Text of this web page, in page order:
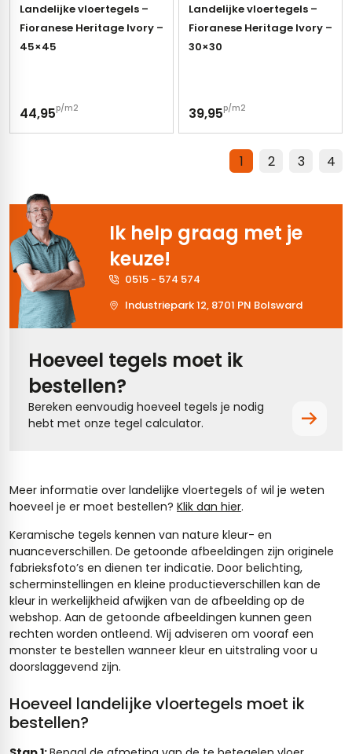
Landelijke vloertegels –
Fioranese Heritage Ivory –
45×45
44,95p/m2
Landelijke vloertegels –
Fioranese Heritage Ivory –
30×30
39,95p/m2
1 2 3 4
Ik help graag met je
keuze!
0515 - 574 574
Industriepark 12, 8701 PN Bolsward
Hoeveel tegels moet ik
bestellen?
Bereken eenvoudig hoeveel tegels je nodig
hebt met onze tegel calculator.
Meer informatie over landelijke vloertegels of wil je weten
hoeveel je er moet bestellen? Klik dan hier.
Keramische tegels kennen van nature kleur- en
nuanceverschillen. De getoonde afbeeldingen zijn originele
fabrieksfoto’s en dienen ter indicatie. Door belichting,
scherminstellingen en kleine productieverschillen kan de
kleur in werkelijkheid afwijken van de afbeelding op de
webshop. Aan de getoonde afbeeldingen kunnen geen
rechten worden ontleend. Wij adviseren om vooraf een
monster te bestellen wanneer kleur en uitstraling voor u
doorslaggevend zijn.
Hoeveel landelijke vloertegels moet ik
bestellen?